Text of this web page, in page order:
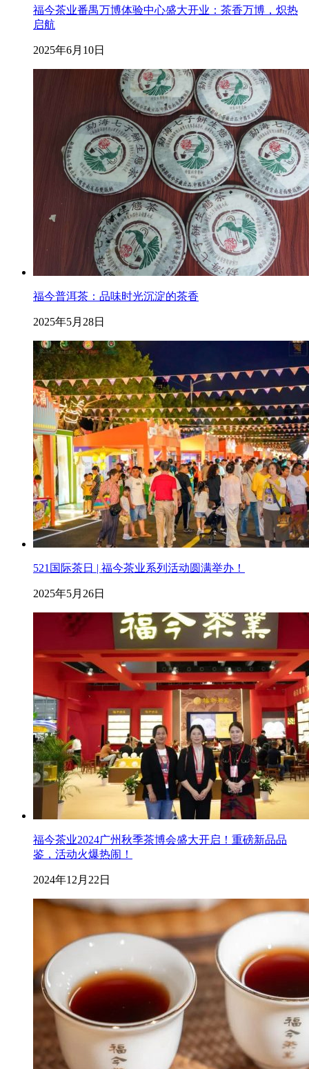
福今茶业番禺万博体验中心盛大开业：茶香万博，炽热
启航
2025年6月10日
福今普洱茶：品味时光沉淀的茶香
2025年5月28日
521国际茶日 | 福今茶业系列活动圆满举办！
2025年5月26日
福今茶业2024广州秋季茶博会盛大开启！重磅新品品
鉴，活动火爆热闹！
2024年12月22日